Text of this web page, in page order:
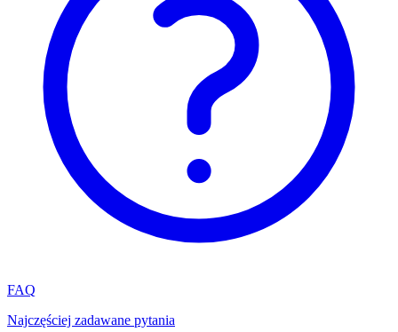
FAQ
Najczęściej zadawane pytania